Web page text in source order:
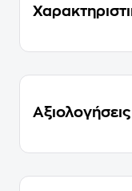
Αξιολογήσεις